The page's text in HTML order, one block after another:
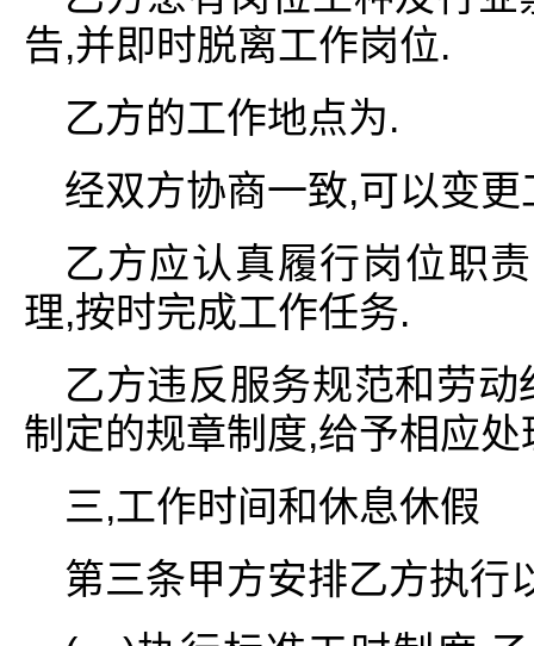
告,并即时脱离工作岗位.
乙方的工作地点为.
经双方协商一致,可以变
乙方应认真履行岗位职
理,按时完成工作任务.
乙方违反服务规范和劳
制定的规章制度,给予相应处
三,工作时间和休息休假
第三条甲方安排乙方执行